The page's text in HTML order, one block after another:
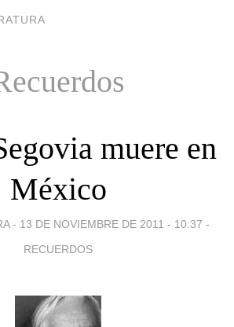
muere en
México
- 13 DE NOVIEMBRE DE 2011 - 10:37 -
RECUERDOS